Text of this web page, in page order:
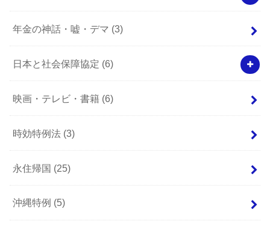
年金の神話・嘘・デマ (3)
日本と社会保障協定 (6)
映画・テレビ・書籍 (6)
時効特例法 (3)
永住帰国 (25)
沖縄特例 (5)